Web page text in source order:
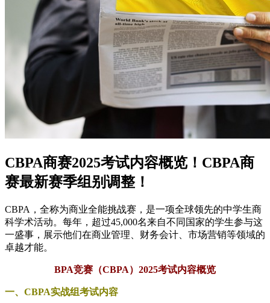
CBPA商赛2025考试内容概览！CBPA商
赛最新赛季组别调整！
CBPA，全称为商业全能挑战赛，是一项全球领先的中学生商
科学术活动。每年，超过45,000名来自不同国家的学生参与这
一盛事，展示他们在商业管理、财务会计、市场营销等领域的
卓越才能。
BPA竞赛（CBPA）2025考试内容概览
一、CBPA实战组考试内容